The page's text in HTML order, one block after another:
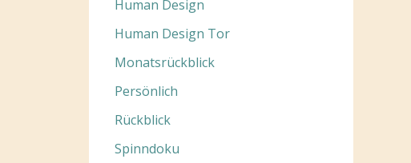
Human Design
Human Design Tor
Monatsrückblick
Persönlich
Rückblick
Spinndoku